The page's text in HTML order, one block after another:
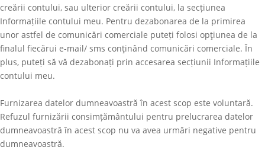
creării contului, sau ulterior creării contului, la secțiunea
Informațiile contului meu. Pentru dezabonarea de la primirea
unor astfel de comunicări comerciale puteți folosi opţiunea de la
finalul fiecărui e-mail/ sms conţinând comunicări comerciale. În
plus, puteți să vă dezabonați prin accesarea secțiunii Informațiile
contului meu.
Furnizarea datelor dumneavoastră în acest scop este voluntară.
Refuzul furnizării consimțământului pentru prelucrarea datelor
dumneavoastră în acest scop nu va avea urmări negative pentru
dumneavoastră.